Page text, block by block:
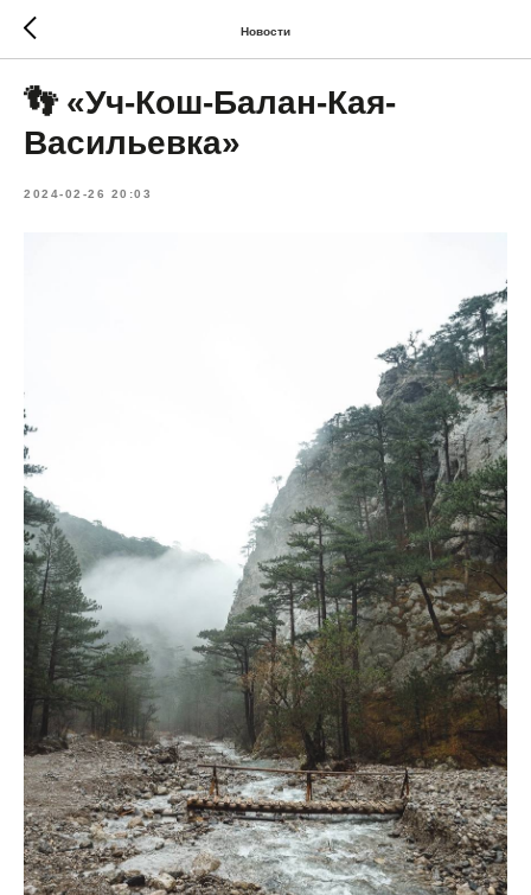
Новости
👣 «Уч-Кош-Балан-Кая-
Васильевка»
2024-02-26 20:03